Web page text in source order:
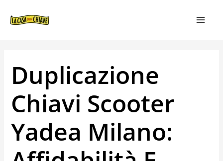
Duplicazione
Chiavi Scooter
Yadea Milano:
ARTICOLI